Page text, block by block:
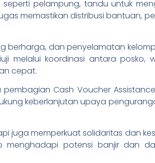
pelampung, tandu untuk
memastikan distribusi bantuan,
berharga, dan penyelamatan
melalui koordinasi antara posko,
cepat.
Cash Voucher Assistance
keberlanjutan upaya
juga memperkuat solidaritas dan
menghadapi potensi banjir dan